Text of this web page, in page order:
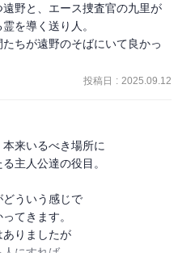
野と、エース捜査官の九里が
を導く送り人。
ちが遠野のそばにいて良かっ
投稿日 : 2025.09.12
来いるべき場所に
主人公達の役目。
ういう感じで
てきます。
りましたが